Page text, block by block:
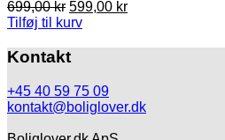
699,00kr Den
oprindelige
var:
599,00 krDen
Tilføj til kurv
Kontakt
+45 40 59 75 09
kontakt@boliglover.dk